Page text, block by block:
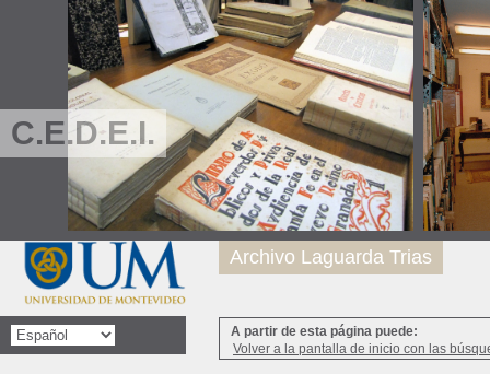
C.E.D.E.I.
A partir de esta página puede:
Volver a la pantalla de inicio con las
Archivo Laguarda Trias